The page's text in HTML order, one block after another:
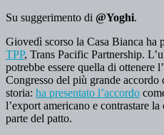
Su suggerimento di @Yoghi.
Giovedì scorso la Casa Bianca ha
TPP, Trans Pacific Partnership.
potrebbe essere quella di ottenere
Congresso del più grande accordo
storia: ha presentato l’accordo
l’export americano e contrastare
parte del patto.